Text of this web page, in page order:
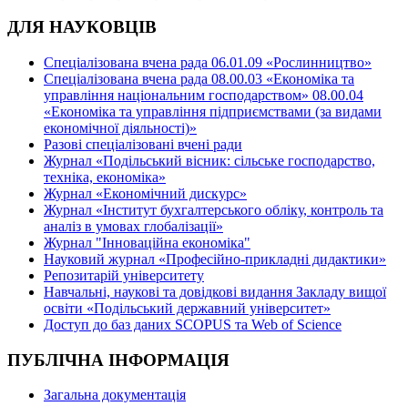
ДЛЯ НАУКОВЦІВ
Спеціалізована вчена рада 06.01.09 «Рослинництво»
Спеціалізована вчена рада 08.00.03 «Економіка та
управління національним господарством» 08.00.04
«Економіка та управління підприємствами (за видами
економічної діяльності)»
Разові спеціалізовані вчені ради
Журнал «Подільський вісник: сільське господарство,
техніка, економіка»
Журнал «Економічний дискурс»
Журнал «Інститут бухгалтерського обліку, контроль та
аналіз в умовах глобалізації»
Журнал "Інноваційна економіка"
Науковий журнал «Професійно-прикладні дидактики»
Репозитарій університету
Навчальні, наукові та довідкові видання Закладу вищої
освіти «Подільський державний університет»
Доступ до баз даних SCOPUS та Web of Science
ПУБЛІЧНА ІНФОРМАЦІЯ
Загальна документація